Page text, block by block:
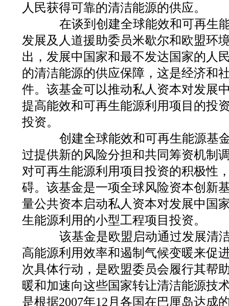
人民获得可靠的清洁能源的供应。
在谈到创建全球能效和可再生
发展及人道援助委员米歇尔和欧盟环
出，发展中国家和最不发达国家的人
的清洁能源的供应保障，这是经济和
件。该基金可以推动私人资本对发展
提高能效和可再生能源利用项目的投
投资。
创建全球能效和可再生能源基
过提供新的风险分担和共同筹资机制
对可再生能源利用项目投资的积极性
碍。该基金是一项全球风险资本创新
量公共资本启动私人资本对发展中国
生能源利用的小型工程项目投资。
该基金是欧盟启动通过发展清
高能源利用效率和遏制气候变暖来促
次具体行动，是欧盟委员会履行其帮
暖和加速向这些国家转让清洁能源技
是根据2007年12月各国在巴厘岛达成